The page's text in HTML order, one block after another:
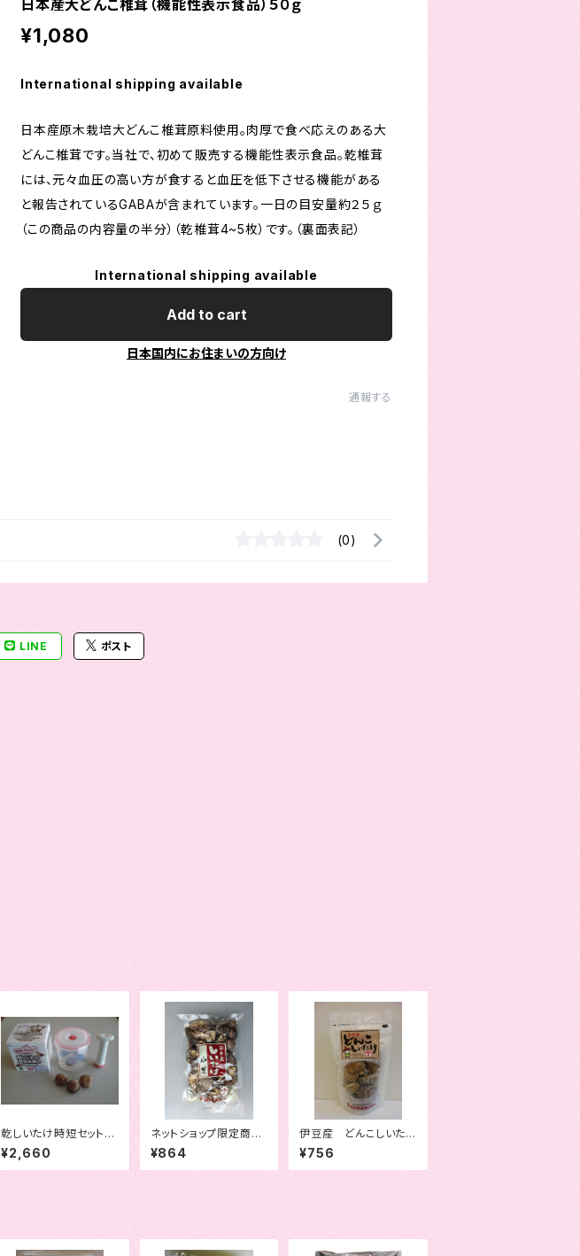
日本産大どんこ椎茸（機能性表示食品）５０ｇ
¥1,080
International shipping available
日本産原木栽培大どんこ椎茸原料使用。肉厚で食べ応えのある大
どんこ椎茸です。当社で、初めて販売する機能性表示食品。乾椎茸
には、元々血圧の高い方が食すると血圧を低下させる機能がある
と報告されているGABAが含まれています。一日の目安量約２５ｇ
（この商品の内容量の半分）（乾椎茸4~5枚）です。（裏面表記）
International shipping available
Add to cart
日本国内にお住まいの方向け
通報する
(0)
LINE ポスト
乾しいたけ時短セット
（真空水戻し容器・日本
産荒葉２００ｇセット）
¥2,660
ネットショップ限定商
品 日本産小葉１２０ｇ
袋詰
¥864
伊豆産 どんこしいた
け３５ｇ
¥756